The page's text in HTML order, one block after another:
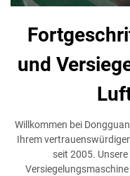
und
Willkommen bei
Ihrem
seit 2005.